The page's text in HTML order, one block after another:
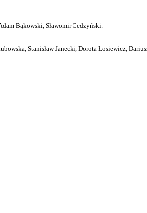
Bąkowski, Sławomir Cedzyński.
Stanisław Janecki, Dorota Łosiewicz,